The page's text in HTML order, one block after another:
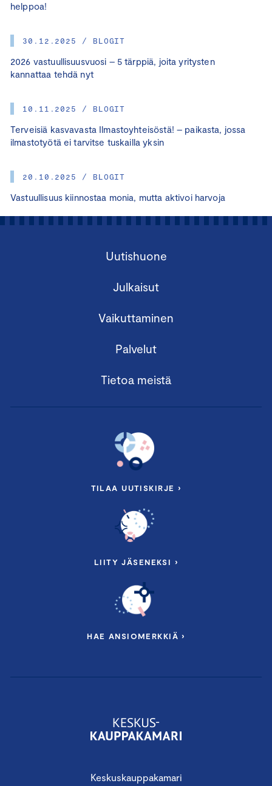
helppoa!
30.12.2025 / BLOGIT
2026 vastuullisuusvuosi – 5 tärppiä, joita yritysten
kannattaa tehdä nyt
10.11.2025 / BLOGIT
Terveisiä kasvavasta Ilmastoyhteisöstä! – paikasta, jossa
ilmastotyötä ei tarvitse tuskailla yksin
20.10.2025 / BLOGIT
Vastuullisuus kiinnostaa monia, mutta aktivoi harvoja
Keskuskauppakamari
Uutishuone
Julkaisut
Vaikuttaminen
Palvelut
Tietoa meistä
TILAA UUTISKIRJE ›
LIITY JÄSENEKSI ›
HAE ANSIOMERKKIÄ ›